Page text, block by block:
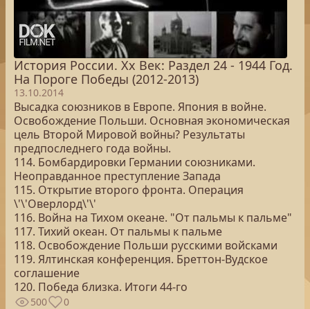
История России. Хх Век: Раздел 24 - 1944 Год.
На Пороге Победы (2012-2013)
13.10.2014
Высадка союзников в Европе. Япония в войне.
Освобождение Польши. Основная экономическая
цель Второй Мировой войны? Результаты
предпоследнего года войны.
114. Бомбардировки Германии союзниками.
Неоправданное преступление Запада
115. Открытие второго фронта. Операция
\'\'Оверлорд\'\'
116. Война на Тихом океане. "От пальмы к пальме"
117. Тихий океан. От пальмы к пальме
118. Освобождение Польши русскими войсками
119. Ялтинская конференция. Бреттон-Вудское
соглашение
120. Победа близка. Итоги 44-го
500 0